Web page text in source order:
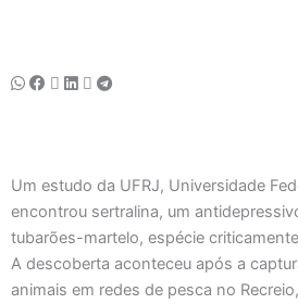
Um estudo da UFRJ, Universidade
encontrou sertralina, um
tubarões-martelo, espécie
A descoberta aconteceu após a
animais em redes de pesca no